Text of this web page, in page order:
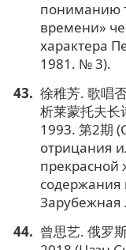
пониманию
времени»
характера
1981. № 3).
徐稚芳. 歌唱
析莱蒙托夫长
1993. 第2期
отрицания
прекрасной
Зарубежная
曾思艺. 俄罗